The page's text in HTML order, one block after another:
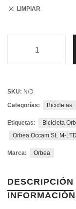
LIMPIAR
SKU: N/D
Categorías:
Bicicletas
Etiquetas: Bicicleta
Orbea Occam SL M-LTD
Marca: Orbea
DESCRIPCIÓN